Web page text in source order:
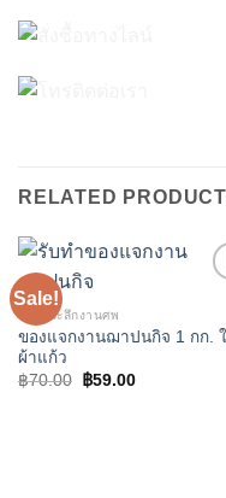
RELATED
Sale!
ของที่ระลึกงานศพ
ของแจกงานฌาปนกิจ 1 กก.
ผ้าแก้ว
฿70.00
Original
price
฿59.00Current